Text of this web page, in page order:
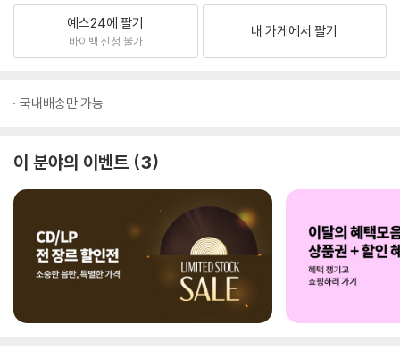
예스24에 팔기
바이백 신청 불가
내 가게에서 팔기
국내배송만 가능
이 분야의 이벤트 3